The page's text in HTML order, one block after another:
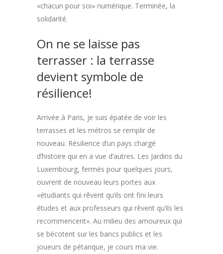
«chacun pour soi» numérique. Terminée, la
solidarité.
On ne se laisse pas
terrasser : la terrasse
devient symbole de
résilience!
Arrivée à Paris, je suis épatée de voir les
terrasses et les métros se remplir de
nouveau. Résilience d’un pays chargé
d’histoire qui en a vue d’autres. Les Jardins du
Luxembourg, fermés pour quelques jours,
ouvrent de nouveau leurs portes aux
«étudiants qui rêvent qu’ils ont fini leurs
études et aux professeurs qui rêvent qu’ils les
recommencent». Au milieu des amoureux qui
se bécotent sur les bancs publics et les
joueurs de pétanque, je cours ma vie.